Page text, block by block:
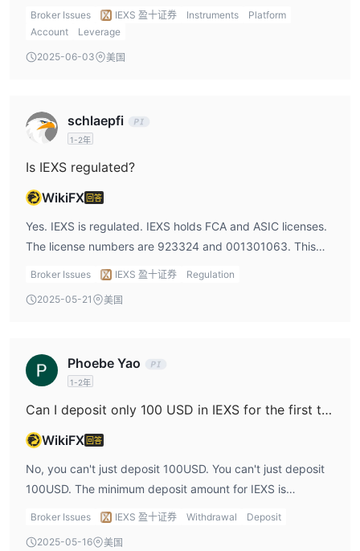
MT5 platforms are well-known in the industry and have
automated trading systems. The MT4 platform is for
traders.
Broker Issues IEXS 盈十证券 Instruments
Platform
Account
Leverage
2025-06-03 美国
schlaepfi
1-2年
Is IEXS regulated?
WikiFX 回答
Yes. IEXS is regulated. IEXS holds FCA and ASIC licenses.
The license numbers are 923324 and 001301063. This
provides safety and security for traders.
Broker Issues IEXS 盈十证券 Regulation
2025-05-21 美国
Phoebe Yao
1-2年
Can I deposit only 100 USD in IEXS for the first time?
WikiFX 回答
No, you can't just deposit 100USD. You can't just deposit
100USD. The minimum deposit amount for IEXS is
200USD, and you have to deposit at least 200USD for the
Broker Issues IEXS 盈十证券 Withdrawal Deposit
2025-05-16 美国